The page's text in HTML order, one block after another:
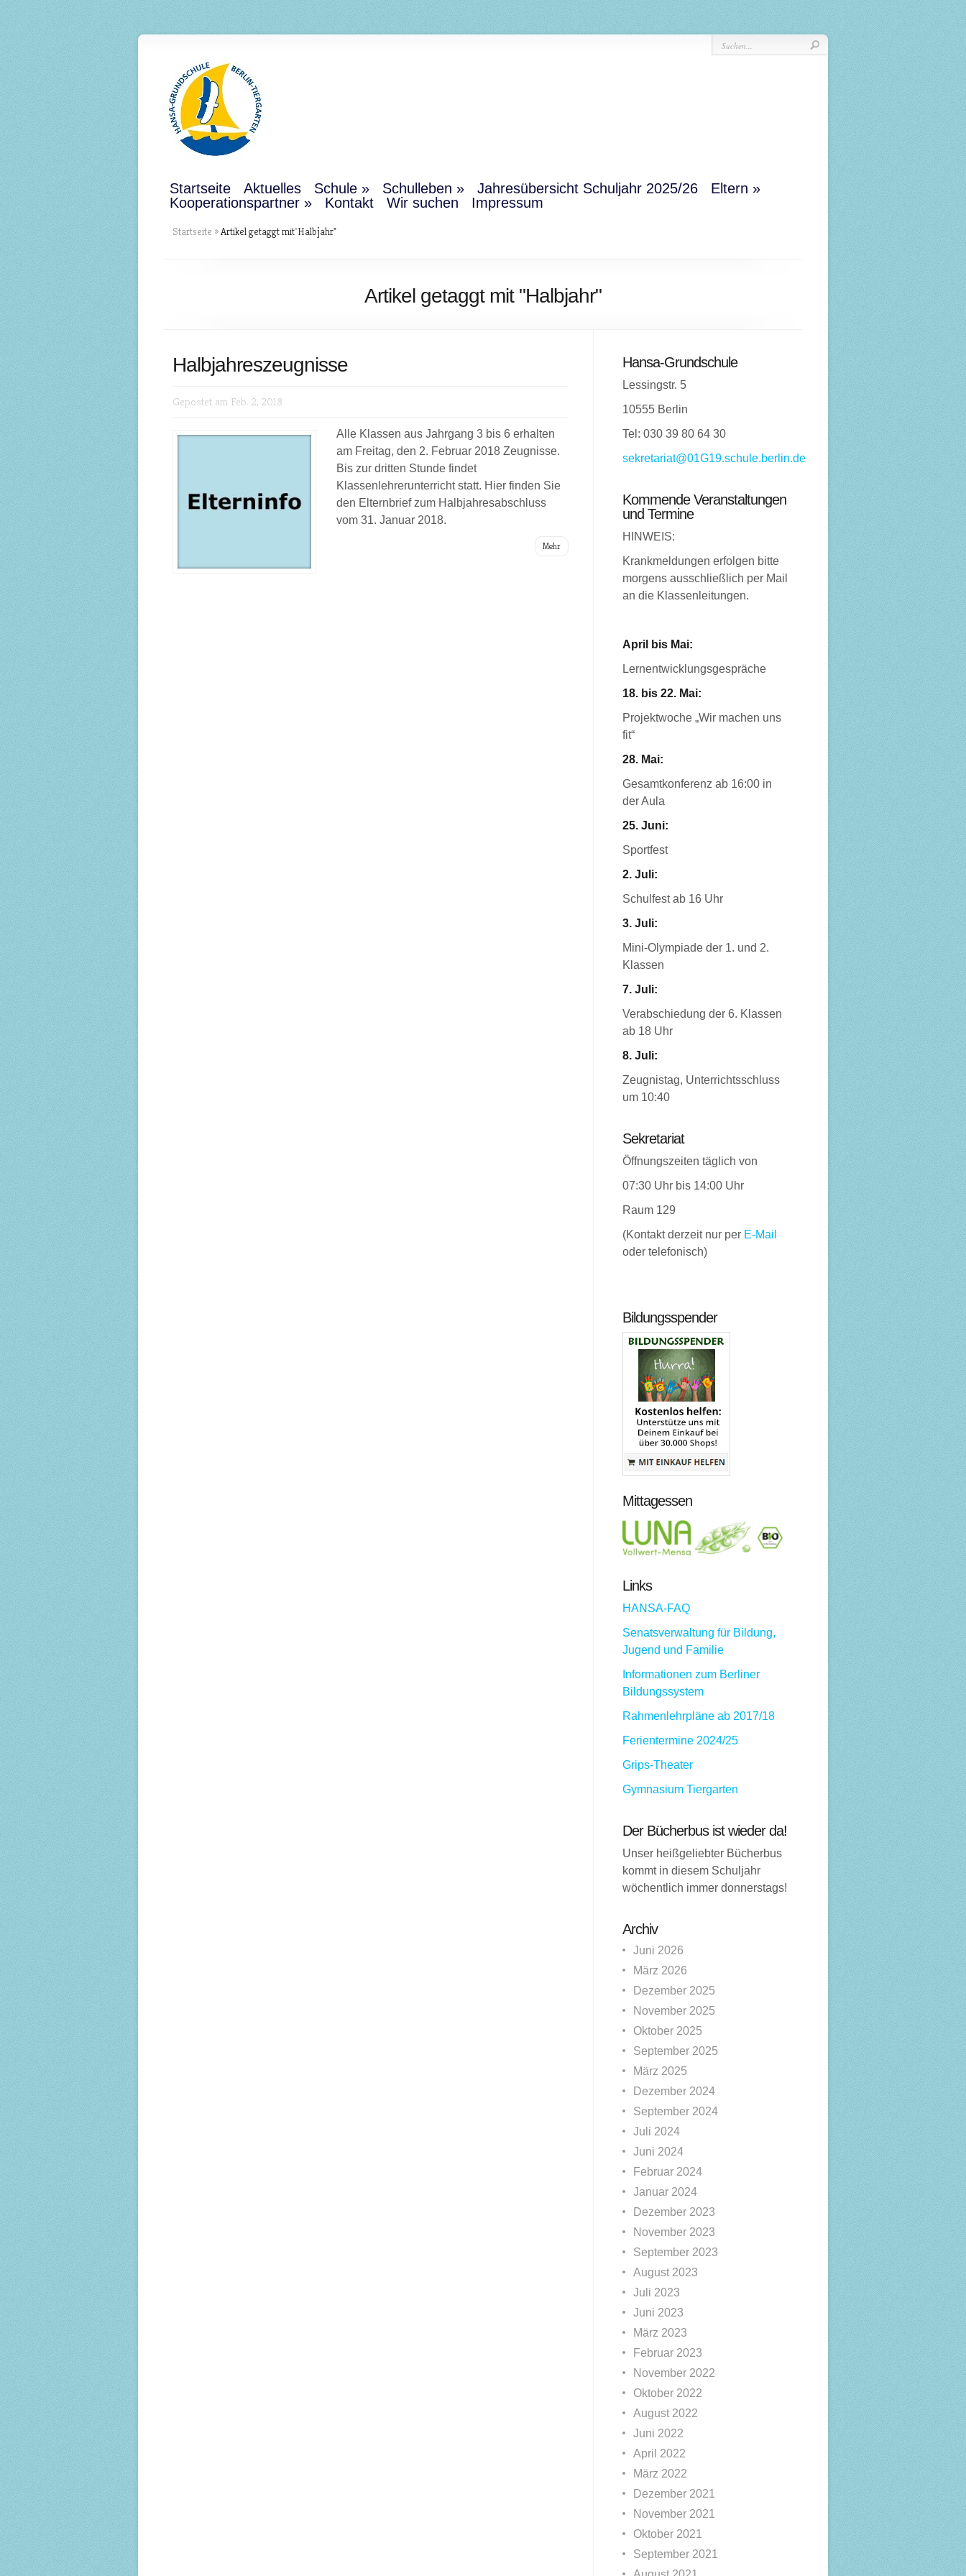
Startseite Aktuelles Schule Schulleben Jahresübersicht Schuljahr 2025/26
Eltern
Kooperationspartner
Kontakt Wir suchen Impressum
Startseite »Artikel getaggt mit"Halbjahr"
Artikel getaggt mit "Halbjahr"
Halbjahreszeugnisse
Gepostet am Feb. 2, 2018
Alle Klassen aus Jahrgang 3 bis 6 erhalten
am Freitag, den 2. Februar 2018 Zeugnisse.
Bis zur dritten Stunde findet
Klassenlehrerunterricht statt. Hier finden Sie
den Elternbrief zum Halbjahresabschluss
vom 31. Januar 2018.
Mehr
Hansa-Grundschule
Lessingstr. 5
10555 Berlin
Tel: 030 39 80 64 30
sekretariat@01G19.schule.berlin.de
Kommende Veranstaltungen
und Termine
HINWEIS:
Krankmeldungen erfolgen bitte
morgens ausschließlich per Mail
an die Klassenleitungen.
April bis Mai:
Lernentwicklungsgespräche
18. bis 22. Mai:
Projektwoche „Wir machen uns
fit“
28. Mai:
Gesamtkonferenz ab 16:00 in
der Aula
25. Juni:
Sportfest
2. Juli:
Schulfest ab 16 Uhr
3. Juli:
Mini-Olympiade der 1. und 2.
Klassen
7. Juli:
Verabschiedung der 6. Klassen
ab 18 Uhr
8. Juli:
Zeugnistag, Unterrichtsschluss
um 10:40
Sekretariat
Öffnungszeiten täglich von
07:30 Uhr bis 14:00 Uhr
Raum 129
(Kontakt derzeit nur per E-Mail
oder telefonisch)
Bildungsspender
Mittagessen
Links
HANSA-FAQ
Senatsverwaltung für Bildung,
Jugend und Familie
Informationen zum Berliner
Bildungssystem
Rahmenlehrpläne ab 2017/18
Ferientermine 2024/25
Grips-Theater
Gymnasium Tiergarten
Der Bücherbus ist wieder da!
Unser heißgeliebter Bücherbus
kommt in diesem Schuljahr
wöchentlich immer donnerstags!
Archiv
Juni 2026
März 2026
Dezember 2025
November 2025
Oktober 2025
September 2025
März 2025
Dezember 2024
September 2024
Juli 2024
Juni 2024
Februar 2024
Januar 2024
Dezember 2023
November 2023
September 2023
August 2023
Juli 2023
Juni 2023
März 2023
Februar 2023
November 2022
Oktober 2022
August 2022
Juni 2022
April 2022
März 2022
Dezember 2021
November 2021
Oktober 2021
September 2021